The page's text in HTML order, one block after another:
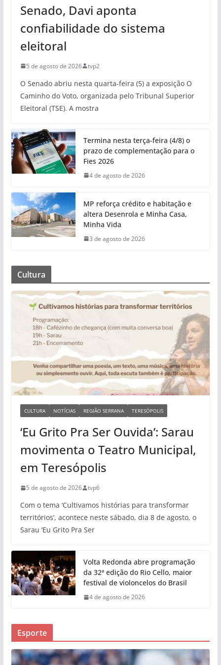
Senado, Davi aponta
confiabilidade do sistema
eleitoral
5 de agosto de 2026 tvp2
O Senado abriu nesta quarta-feira (5) a exposição O
Caminho do Voto, organizada pelo Tribunal Superior
Eleitoral (TSE). A mostra
Termina nesta terça-feira (4/8) o
prazo de complementação para o
Fies 2026
4 de agosto de 2026
MP reforça crédito e habitação e
altera Desenrola e Minha Casa,
Minha Vida
3 de agosto de 2026
Cultura
CULTURA NOTÍCIAS REGIÃO SERRANA TERESÓPOLIS
‘Eu Grito Pra Ser Ouvida’: Sarau
movimenta o Teatro Municipal,
em Teresópolis
5 de agosto de 2026 tvp6
Com o tema ‘Cultivamos histórias para transformar
territórios’, acontece neste sábado, dia 8 de agosto, o
Sarau ‘Eu Grito Pra Ser
Volta Redonda abre programação
da 32ª edição do Rio Cello, maior
festival de violoncelos do Brasil
4 de agosto de 2026
Esporte